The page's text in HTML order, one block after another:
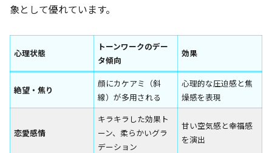
象として優れています。
心理状態
トーンワークのデー
タ傾向
効果
絶望・焦り
顔にカケアミ（斜
線）が多用される
心理的な圧迫感と焦
燥感を表現
恋愛感情
キラキラした効果ト
ーン、柔らかいグラ
デーション
甘い空気感と幸福感
を演出